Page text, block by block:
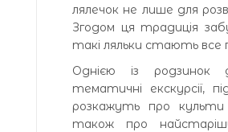
лялечок не лише для
Згодом ця традиція
такі ляльки стають все
Однією із родзинок
тематичні екскурсії,
розкажуть про
також про